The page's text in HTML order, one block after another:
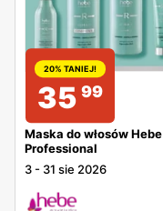
20% TANIEJ!
35 99
Maska do włosów Hebe
Professional
3 - 31 sie 2026